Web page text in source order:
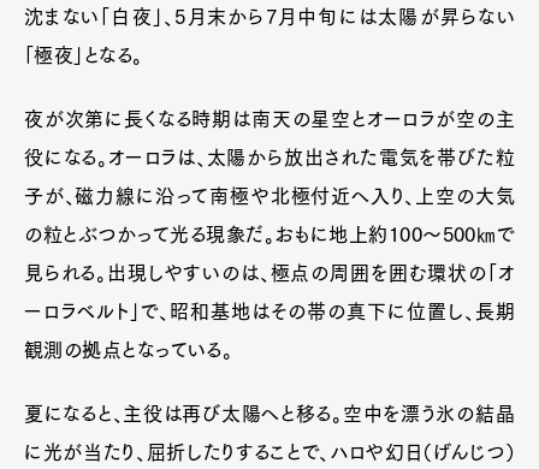
沈まない「白夜」、5月末から7月中旬には太陽が昇らない
「極夜」となる。
夜が次第に長くなる時期は南天の星空とオーロラが空の主
役になる。オーロラは、太陽から放出された電気を帯びた粒
子が、磁力線に沿って南極や北極付近へ入り、上空の大気
の粒とぶつかって光る現象だ。おもに地上約100〜500㎞で
見られる。出現しやすいのは、極点の周囲を囲む環状の「オ
ーロラベルト」で、昭和基地はその帯の真下に位置し、長期
観測の拠点となっている。
夏になると、主役は再び太陽へと移る。空中を漂う氷の結晶
に光が当たり、屈折したりすることで、ハロや幻日（げんじつ）